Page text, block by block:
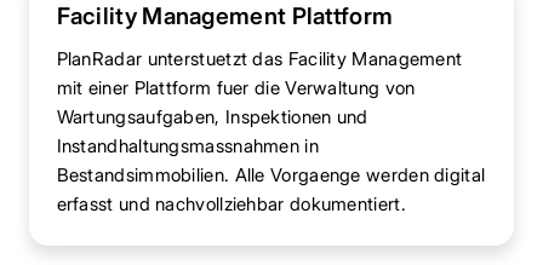
Facility Management Plattform
PlanRadar unterstuetzt das Facility Management
mit einer Plattform fuer die Verwaltung von
Wartungsaufgaben, Inspektionen und
Instandhaltungsmassnahmen in
Bestandsimmobilien. Alle Vorgaenge werden digital
erfasst und nachvollziehbar dokumentiert.